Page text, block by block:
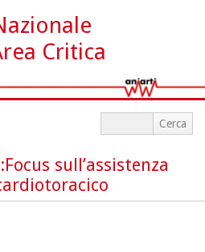
Critica
sull’assistenza